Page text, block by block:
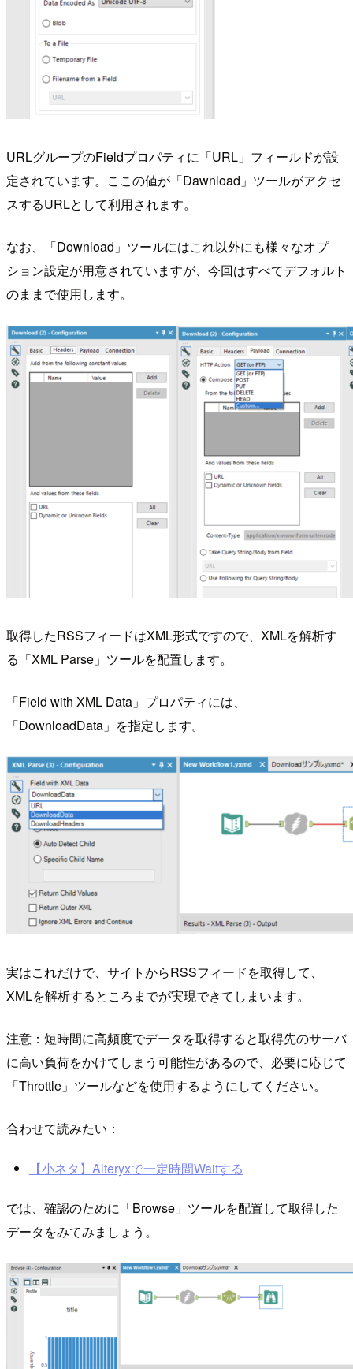
URLグループのFieldプロパティに「URL」フィールドが設
定されています。ここの値が「Dawnload」ツールがアクセ
スするURLとして利用されます。
なお、「Download」ツールにはこれ以外にも様々なオプ
ション設定が用意されていますが、今回はすべてデフォルト
のままで使用します。
取得したRSSフィードはXML形式ですので、XMLを解析す
る「XML Parse」ツールを配置します。
「Field with XML Data」プロパティには、
「DownloadData」を指定します。
実はこれだけで、サイトからRSSフィードを取得して、
XMLを解析するところまでが実現できてしまいます。
注意：短時間に高頻度でデータを取得すると取得先のサーバ
に高い負荷をかけてしまう可能性があるので、必要に応じて
「Throttle」ツールなどを使用するようにしてください。
合わせて読みたい：
【小ネタ】Alteryxで一定時間Waitする
では、確認のために「Browse」ツールを配置して取得した
データをみてみましょう。